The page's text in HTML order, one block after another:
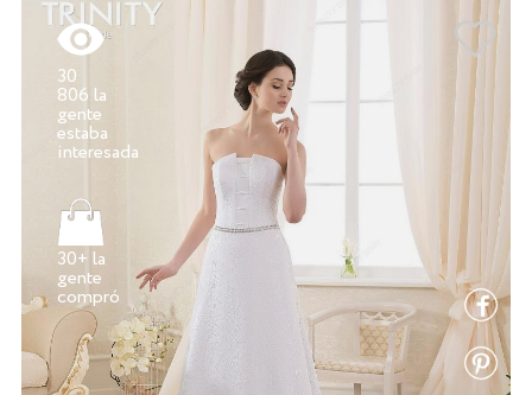
30
806 la
gente
estaba
30+ la
gente